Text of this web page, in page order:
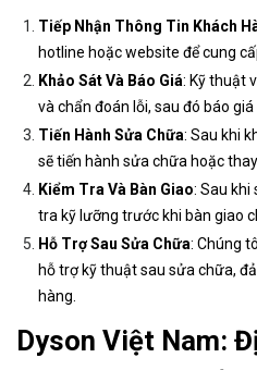
Tiếp Nhận Thông Tin Khách
hotline hoặc website để cung
Khảo Sát Và Báo Giá: Kỹ thuật
và chẩn đoán lỗi, sau đó báo
Tiến Hành Sửa Chữa: Sau khi
sẽ tiến hành sửa chữa hoặc
Kiểm Tra Và Bàn Giao: Sau khi
tra kỹ lưỡng trước khi bàn giao
Hỗ Trợ Sau Sửa Chữa: Chúng
hỗ trợ kỹ thuật sau sửa chữa,
hàng.
Dyson Việt Nam: